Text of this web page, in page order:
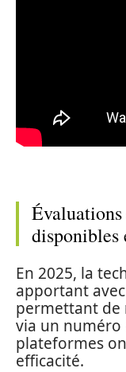
disponibles
En 2025, la
apportant
permettant de
via un numéro
plateformes
efficacité.